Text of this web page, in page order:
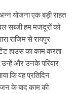
योजना एक बड़ी राहत
सब्जी हम मजदूरों को
राजिम से रायपुर
हाउस का काम करता
उन्हें और उनके परिवार
कि वह प्रतिदिन
के बाद काम की